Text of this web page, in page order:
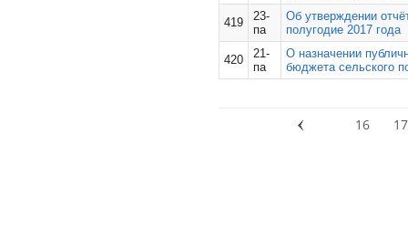
419
23-
па
Об утверждении
полугодие 2017 года
420
21-
па
О назначении
бюджета сельского
16 17